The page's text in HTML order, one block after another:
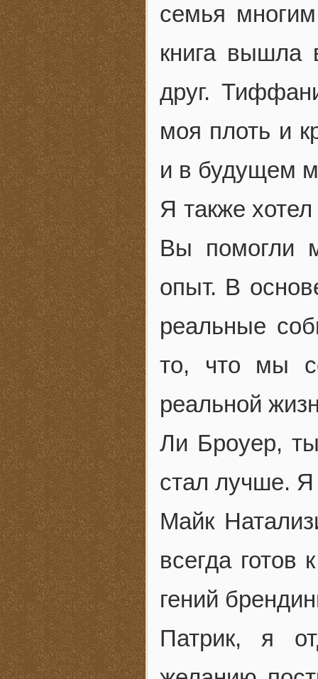
семья
книга
друг.
моя плоть и
и в будущем
Я также
Вы помогли
опыт. В
реальные
то, что мы
реальной
Ли Броуер,
стал лучше. Я
Майк
всегда
гений
Патрик, я